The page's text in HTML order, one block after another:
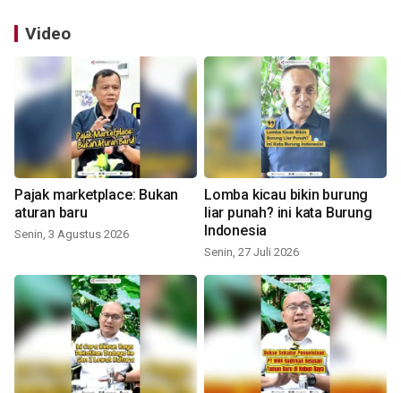
Video
Pajak marketplace: Bukan
aturan baru
Senin, 3 Agustus 2026
Lomba kicau bikin burung
liar punah? ini kata Burung
Indonesia
Senin, 27 Juli 2026